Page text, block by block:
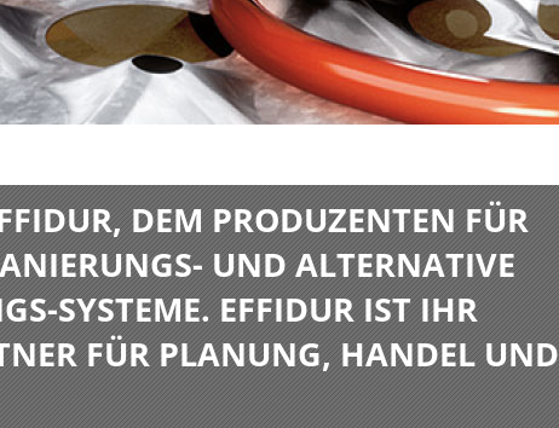
DEM PRODUZENTEN FÜR
UND ALTERNATIVE
SYSTEME. EFFIDUR IST IHR
FÜR PLANUNG, HANDEL UND